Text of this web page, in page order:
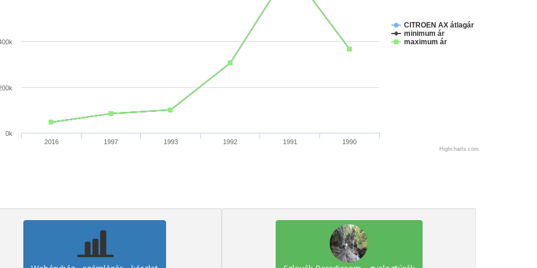
CITROEN AX átlagár
minimum ár
maximum ár
2016 1997 1993 1992 1991 1990
0k
Highcharts.com